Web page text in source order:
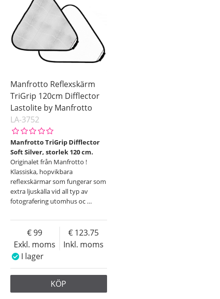
Manfrotto Reflexskärm
TriGrip 120cm Difflector
Lastolite by Manfrotto
LA-3752
Manfrotto TriGrip Difflector
Soft Silver, storlek 120 cm.
Originalet från Manfrotto !
Klassiska, hopvikbara
reflexskärmar som fungerar som
extra ljuskälla vid all typ av
fotografering utomhus oc …
Exkl. moms
99
Inkl. moms
123.75
I lager
KÖP